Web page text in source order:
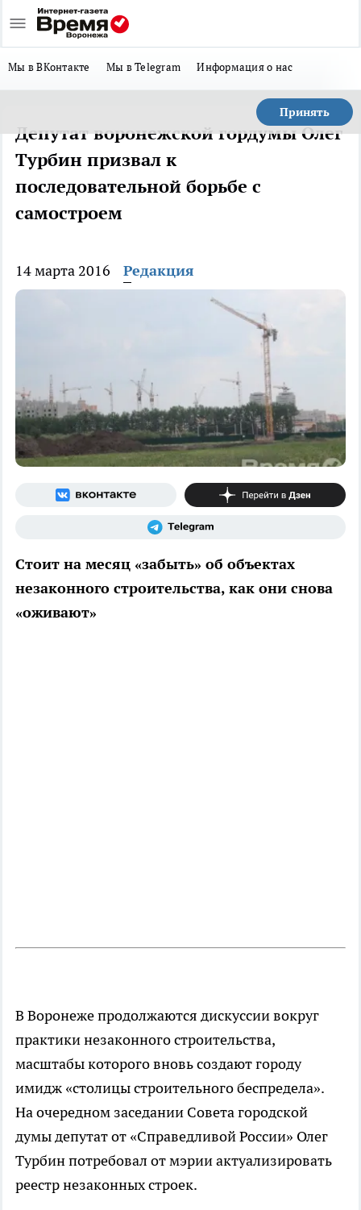
Мы в ВКонтакте Мы в Telegram Информация о нас
Принять
Депутат воронежской гордумы Олег
Турбин призвал к
последовательной борьбе с
самостроем
14 марта 2016 Редакция
Стоит на месяц «забыть» об объектах
незаконного строительства, как они снова
«оживают»
В Воронеже продолжаются дискуссии вокруг
практики незаконного строительства,
масштабы которого вновь создают городу
имидж «столицы строительного беспредела».
На очередном заседании Совета городской
думы депутат от «Справедливой России» Олег
Турбин потребовал от мэрии актуализировать
реестр незаконных строек.